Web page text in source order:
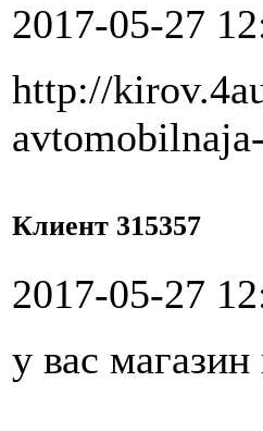
2017-05-27
http://
Клиент 315357
2017-05-27
у вас